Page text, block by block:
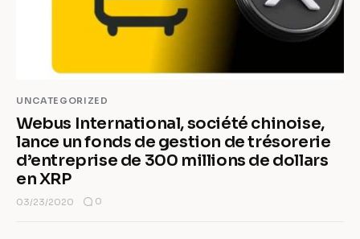
UNCATEGORIZED
Webus International, société chinoise,
lance un fonds de gestion de trésorerie
d’entreprise de 300 millions de dollars
en XRP
03/23/2020 0